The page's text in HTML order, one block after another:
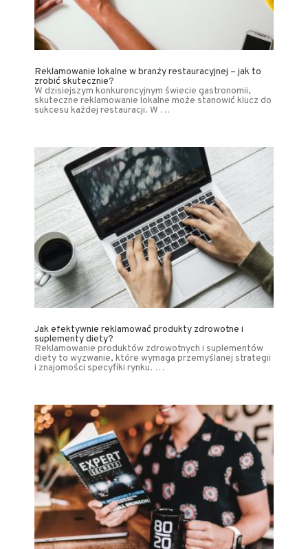
Reklamowanie lokalne w branży restauracyjnej – jak to
zrobić skutecznie?
W dzisiejszym konkurencyjnym świecie gastronomii,
skuteczne reklamowanie lokalne może stanowić klucz do
sukcesu każdej restauracji. W …
Jak efektywnie reklamować produkty zdrowotne i
suplementy diety?
Reklamowanie produktów zdrowotnych i suplementów
diety to wyzwanie, które wymaga przemyślanej strategii
i znajomości specyfiki rynku. …